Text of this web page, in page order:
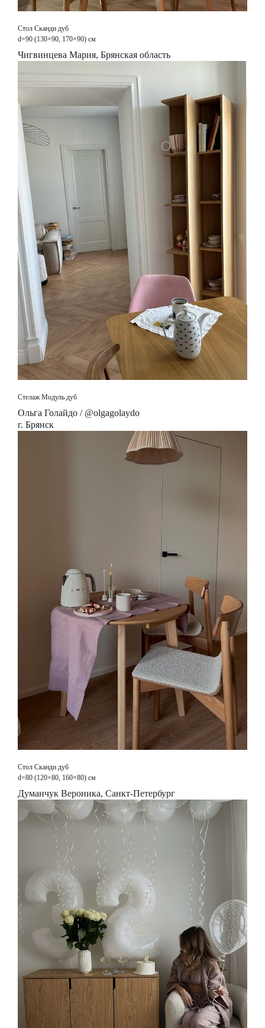
Стол Сканди дуб
d=90 (130×90, 170×90) см
Чигвинцева Мария, Брянская область
Стелаж Модуль дуб
Ольга Голайдо / @olgagolaydo
г. Брянск
Стол Сканди дуб
d=80 (120×80, 160×80) см
Думанчук Вероника, Санкт-Петербург